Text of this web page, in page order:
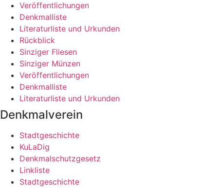
Veröffentlichungen
Denkmalliste
Literaturliste und Urkunden
Rückblick
Sinziger Fliesen
Sinziger Münzen
Veröffentlichungen
Denkmalliste
Literaturliste und Urkunden
Denkmalverein
Stadtgeschichte
KuLaDig
Denkmalschutzgesetz
Linkliste
Stadtgeschichte